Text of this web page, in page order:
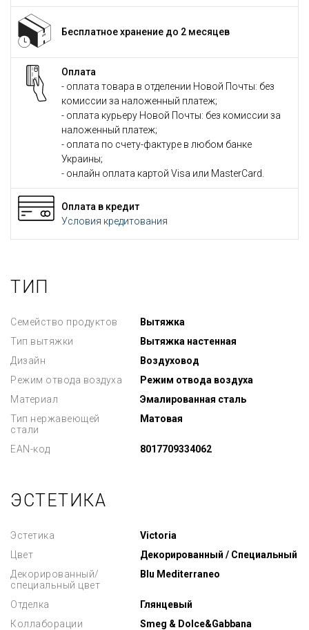
Бесплатное хранение до 2 месяцев
Оплата
- оплата товара в отделении Новой Почты: без
комиссии за наложенный платеж;
- оплата курьеру Новой Почты: без комиссии за
наложенный платеж;
- оплата по счету-фактуре в любом банке
Украины;
- онлайн оплата картой Visa или MasterCard.
Оплата в кредит
Условия кредитования
ТИП
Семейство продуктов
Вытяжка
Тип вытяжки
Вытяжка настенная
Дизайн
Воздуховод
Режим отвода воздуха
Режим отвода воздуха
Материал
Эмалированная сталь
Тип нержавеющей
стали
Матовая
EAN-код 8017709334062
ЭСТЕТИКА
Эстетика
Victoria
Цвет
Декорированный / Специальный
Декорированный/
специальный цвет
Blu Mediterraneo
Отделка
Глянцевый
Коллаборации
Smeg & Dolce&Gabbana